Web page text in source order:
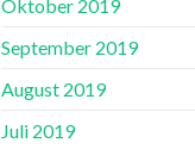
Oktober 2019
September 2019
August 2019
Juli 2019